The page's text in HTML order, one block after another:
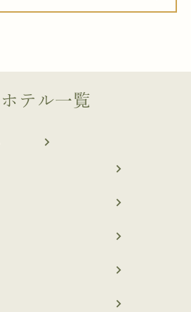
ホテル一覧
navigate_next
navigate_next
navigate_next
navigate_next
navigate_next
navigate_next